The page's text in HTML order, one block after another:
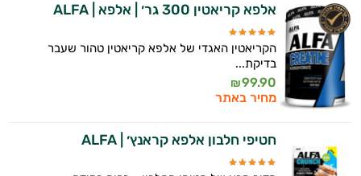
אלפא קריאטין 300 גר׳ | אלפא | ALFA
הקריאטין האגדי של אלפא קריאטין טהור שעבר
בדיקת...
99.90
₪
מחיר באתר
חטיפי חלבון אלפא קראנץ׳ | ALFA